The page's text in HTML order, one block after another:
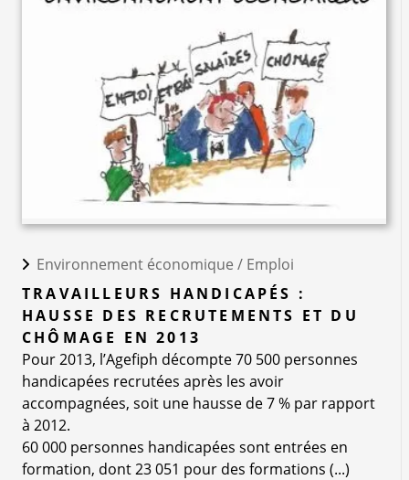
Environnement économique / Emploi
TRAVAILLEURS HANDICAPÉS :
HAUSSE DES RECRUTEMENTS ET DU
CHÔMAGE EN 2013
Pour 2013, l’Agefiph décompte 70 500 personnes
handicapées recrutées après les avoir
accompagnées, soit une hausse de 7 % par rapport
à 2012.
60 000 personnes handicapées sont entrées en
formation, dont 23 051 pour des formations (...)